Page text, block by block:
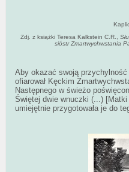
Zdj. z książki Teresa Kalkstein C.R.,
sióstr Zmartwychwstania
Aby okazać swoją przychylność
ofiarował Kęckim
Następnego w świeżo
Świętej dwie wnuczki (...)
umiejętnie przygotowała je do